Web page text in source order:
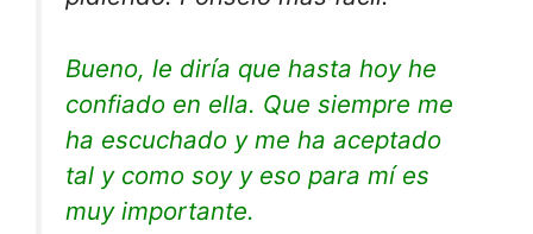
Bueno, le diría que hasta hoy he
confiado en ella. Que siempre me
ha escuchado y me ha aceptado
tal y como soy y eso para mí es
muy importante.